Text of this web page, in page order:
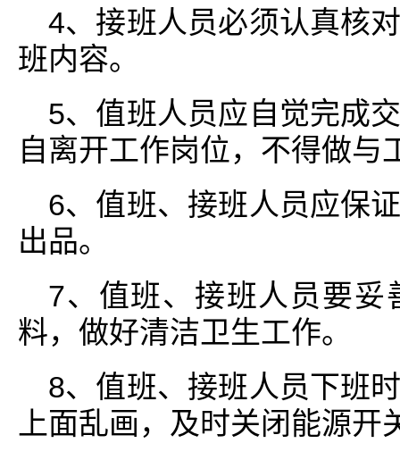
4、接班人员必须认真核
班内容。
5、值班人员应自觉完成
自离开工作岗位，不得做与
6、值班、接班人员应保
出品。
7、值班、接班人员要妥
料，做好清洁卫生工作。
8、值班、接班人员下班
上面乱画，及时关闭能源